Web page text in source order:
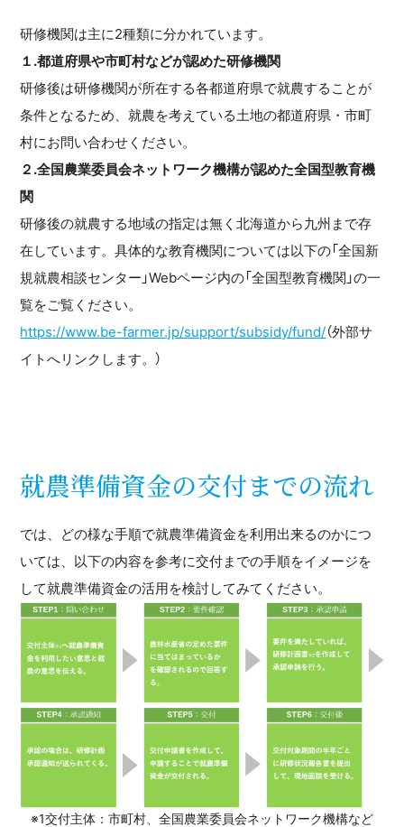
研修機関は主に2種類に分かれています。
１.都道府県や市町村などが認めた研修機関
研修後は研修機関が所在する各都道府県で就農することが
条件となるため、就農を考えている土地の都道府県・市町
村にお問い合わせください。
２.全国農業委員会ネットワーク機構が認めた全国型教育機
関
研修後の就農する地域の指定は無く北海道から九州まで存
在しています。具体的な教育機関については以下の「全国新
規就農相談センター」Webページ内の「全国型教育機関」の一
覧をご覧ください。
https://www.be-farmer.jp/support/subsidy/fund/（外部サ
イトへリンクします。）
就農準備資金の交付までの流れ
では、どの様な手順で就農準備資金を利用出来るのかにつ
いては、以下の内容を参考に交付までの手順をイメージを
して就農準備資金の活用を検討してみてください。
※1交付主体：市町村、全国農業委員会ネットワーク機構など